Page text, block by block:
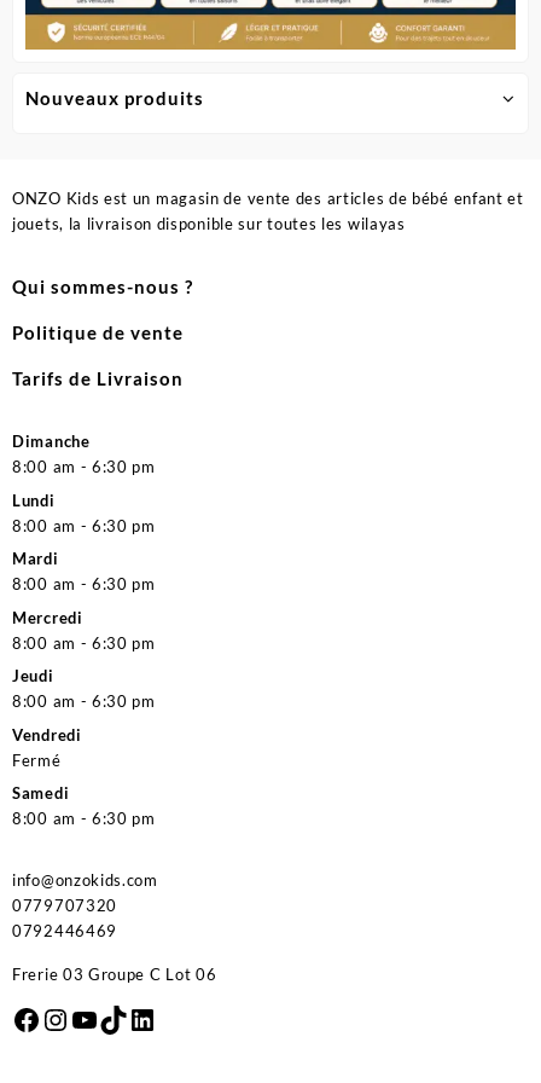
Nouveaux produits
ONZO Kids est un magasin de vente des articles de bébé enfant et
jouets, la livraison disponible sur toutes les wilayas
Qui sommes-nous ?
Politique de vente
Tarifs de Livraison
Dimanche
8:00 am - 6:30 pm
Lundi
8:00 am - 6:30 pm
Mardi
8:00 am - 6:30 pm
Mercredi
8:00 am - 6:30 pm
Jeudi
8:00 am - 6:30 pm
Vendredi
Fermé
Samedi
8:00 am - 6:30 pm
info@onzokids.com
0779707320
0792446469
Frerie 03 Groupe C Lot 06
Facebook
Instagram
YouTube
TikTok
LinkedIn